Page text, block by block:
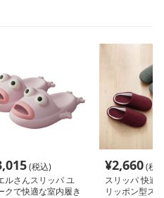
(税込)
ルさんスリッパ ユ
クで快適な室内履き
¥2,660(税
スリッパ 快適
リッポン型ス